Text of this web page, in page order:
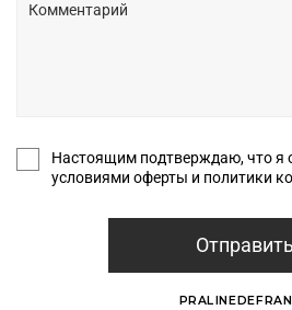
Настоящим подтверждаю, что я
Отправить